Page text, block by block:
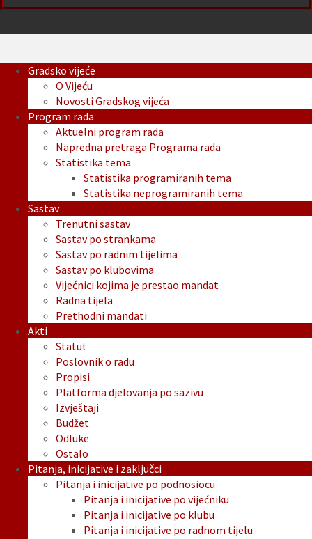
Gradsko vijeće
O Vijeću
Novosti Gradskog vijeća
Program rada
Aktuelni program rada
Napredna pretraga Programa rada
Statistika tema
Statistika programiranih tema
Statistika neprogramiranih tema
Sastav
Trenutni sastav
Sastav po strankama
Sastav po radnim tijelima
Sastav po klubovima
Vijećnici kojima je prestao mandat
Radna tijela
Prethodni mandati
Akti
Statut
Poslovnik o radu
Propisi
Platforma djelovanja po sazivu
Izvještaji
Budžet
Odluke
Ostalo
Pitanja, inicijative i zaključci
Pitanja i inicijative po podnosiocu
Pitanja i inicijative po vijećniku
Pitanja i inicijative po klubu
Pitanja i inicijative po radnom tijelu